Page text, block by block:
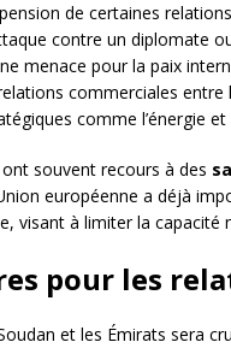
de certaines
contre un diplomate
menace pour la paix
commerciales entre
comme l’énergie
souvent recours à des
européenne a déjà
visant à limiter la capacité
pour les
et les Émirats sera